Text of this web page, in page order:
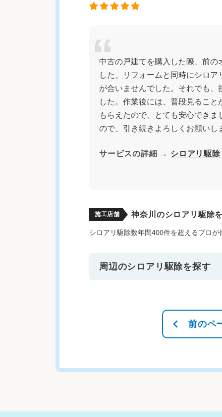
中古の戸建てを購入した際、前
した。リフォームと同時にシロ
が合いませんでした。それでも
した。作業後には、普段見るこ
もらえたので、とても安心でき
ので、引き続きよろしくお願いし
サービスの詳細 → シロアリ駆
施工店舗 神奈川のシロアリ駆除
シロアリ駆除数年間400件を超えるプロ
周辺のシロアリ駆除を探す
前のペ